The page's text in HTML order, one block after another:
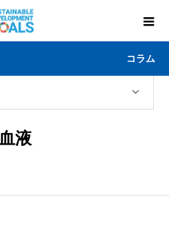
コラム
血液